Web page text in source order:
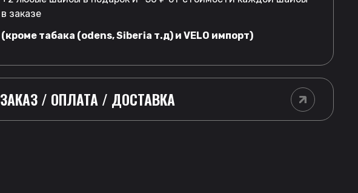
в заказе
(кроме табака (odens, Siberia т.д) и VELO импорт)
ЗАКАЗ / ОПЛАТА / ДОСТАВКА